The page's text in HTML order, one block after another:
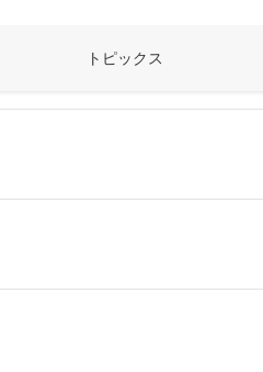
トピックス